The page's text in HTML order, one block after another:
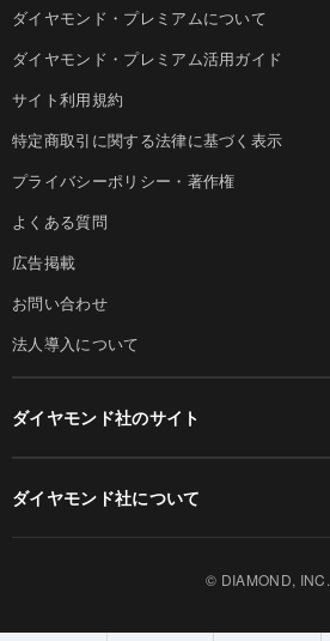
ダイヤモンド・プレミアムについて
ダイヤモンド・プレミアム活用ガイド
サイト利用規約
特定商取引に関する法律に基づく表示
プライバシーポリシー・著作権
よくある質問
広告掲載
お問い合わせ
法人導入について
ダイヤモンド社のサイト
ダイヤモンド社について
© DIAMOND, INC.